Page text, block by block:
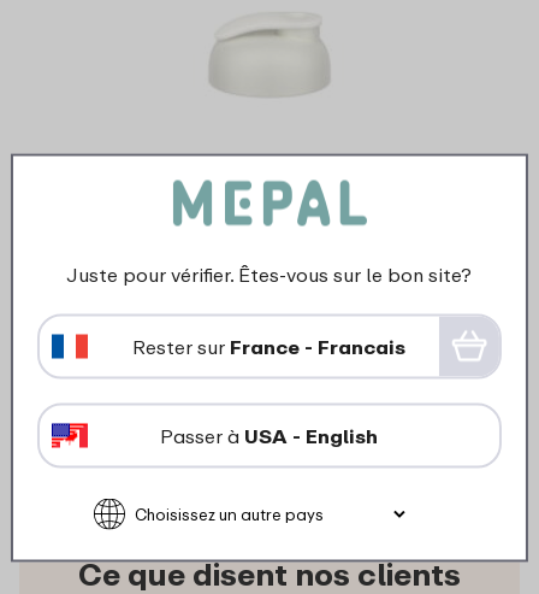
Bouchon Shaker -ceramic
white
619
Ce que disent nos clients
Juste pour vérifier. Êtes-vous sur le bon site?
Rester sur France - Francais
Passer à USA - English